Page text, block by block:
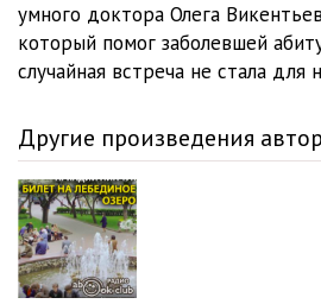
умного доктора Олега
который помог заболевшей
случайная встреча не стала
Другие произведения